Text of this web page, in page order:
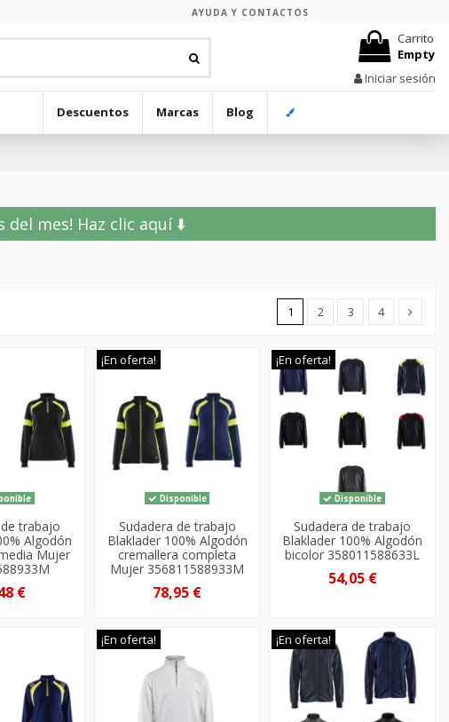
AYUDA Y CONTACTOS
Carrito
Empty
Iniciar sesión
Descuentos Marcas Blog
mes! Haz clic aquí ⬇️
1 2 3 4
trabajo
Algodón
Mujer
€
¡En oferta!
Disponible
Sudadera de trabajo
Blaklader 100% Algodón
cremallera completa
Mujer 356811588933M
78,95 €
¡En oferta!
Disponible
Sudadera de trabajo
Blaklader 100% Algodón
bicolor 358011588633L
54,05 €
¡En oferta! ¡En oferta!